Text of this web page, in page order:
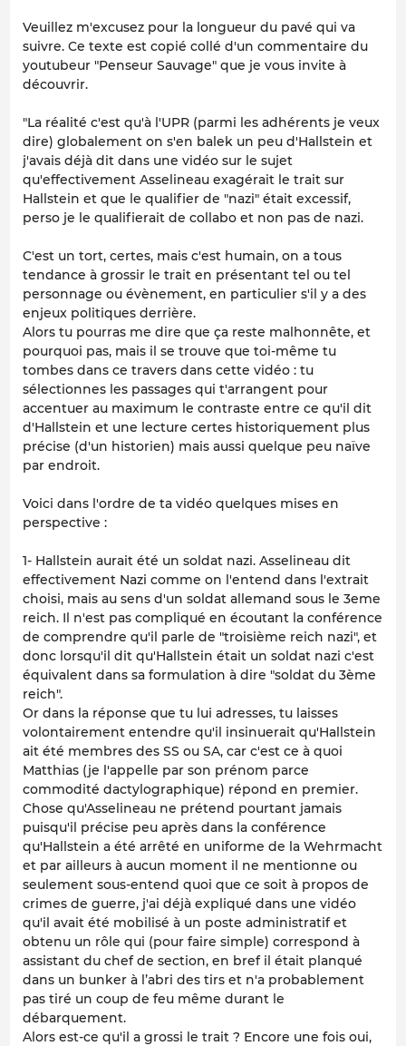
Veuillez m'excusez pour la longueur du pavé qui va
suivre. Ce texte est copié collé d'un commentaire du
youtubeur "Penseur Sauvage" que je vous invite à
découvrir.
"La réalité c'est qu'à l'UPR (parmi les adhérents je veux
dire) globalement on s'en balek un peu d'Hallstein et
j'avais déjà dit dans une vidéo sur le sujet
qu'effectivement Asselineau exagérait le trait sur
Hallstein et que le qualifier de "nazi" était excessif,
perso je le qualifierait de collabo et non pas de nazi.
C'est un tort, certes, mais c'est humain, on a tous
tendance à grossir le trait en présentant tel ou tel
personnage ou évènement, en particulier s'il y a des
enjeux politiques derrière.
Alors tu pourras me dire que ça reste malhonnête, et
pourquoi pas, mais il se trouve que toi-même tu
tombes dans ce travers dans cette vidéo : tu
sélectionnes les passages qui t'arrangent pour
accentuer au maximum le contraste entre ce qu'il dit
d'Hallstein et une lecture certes historiquement plus
précise (d'un historien) mais aussi quelque peu naïve
par endroit.
Voici dans l'ordre de ta vidéo quelques mises en
perspective :
1- Hallstein aurait été un soldat nazi. Asselineau dit
effectivement Nazi comme on l'entend dans l'extrait
choisi, mais au sens d'un soldat allemand sous le 3eme
reich. Il n'est pas compliqué en écoutant la conférence
de comprendre qu'il parle de "troisième reich nazi", et
donc lorsqu'il dit qu'Hallstein était un soldat nazi c'est
équivalent dans sa formulation à dire "soldat du 3ème
reich".
Or dans la réponse que tu lui adresses, tu laisses
volontairement entendre qu'il insinuerait qu'Hallstein
ait été membres des SS ou SA, car c'est ce à quoi
Matthias (je l'appelle par son prénom parce
commodité dactylographique) répond en premier.
Chose qu'Asselineau ne prétend pourtant jamais
puisqu'il précise peu après dans la conférence
qu'Hallstein a été arrêté en uniforme de la Wehrmacht
et par ailleurs à aucun moment il ne mentionne ou
seulement sous-entend quoi que ce soit à propos de
crimes de guerre, j'ai déjà expliqué dans une vidéo
qu'il avait été mobilisé à un poste administratif et
obtenu un rôle qui (pour faire simple) correspond à
assistant du chef de section, en bref il était planqué
dans un bunker à l’abri des tirs et n'a probablement
pas tiré un coup de feu même durant le
débarquement.
Alors est-ce qu'il a grossi le trait ? Encore une fois oui,